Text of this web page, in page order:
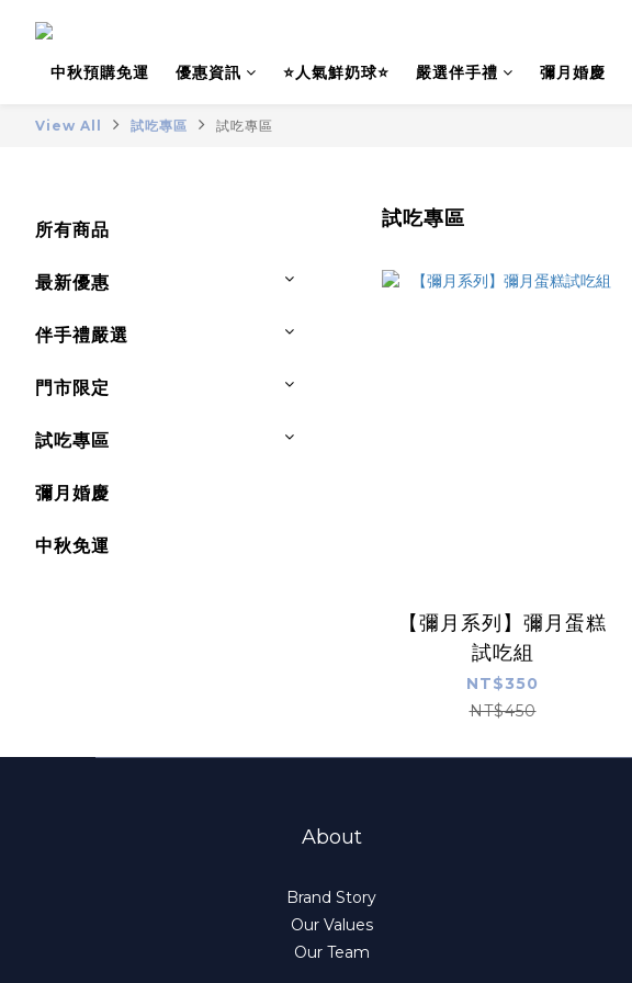
中秋預購免運 優惠資訊 ⭐人氣鮮奶球⭐ 嚴選伴手禮 彌月婚慶
View All 試吃專區 試吃專區
所有商品
最新優惠
伴手禮嚴選
門市限定
試吃專區
彌月婚慶
中秋免運
試吃專區
【彌月系列】彌月蛋糕
試吃組
NT$350
NT$450
About
Brand Story
Our Values
Our Team